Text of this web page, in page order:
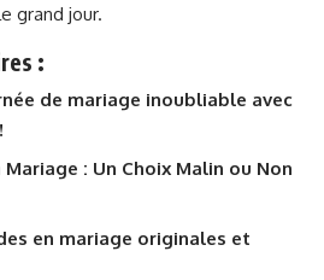
grand jour.
:
de mariage inoubliable avec
: Un Choix Malin ou Non
en mariage originales et